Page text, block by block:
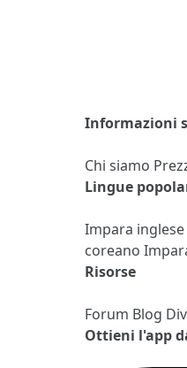
Informazioni
Chi siamo
Lingue
Impara inglese
coreano
Risorse
Forum Blog
Ottieni l'app